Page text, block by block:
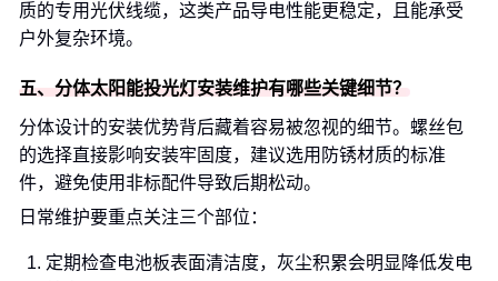
质的专用光伏线缆，这类产品导电性能更稳定，且能承受
户外复杂环境。
五、分体太阳能投光灯安装维护有哪些关键细节？
分体设计的安装优势背后藏着容易被忽视的细节。螺丝包
的选择直接影响安装牢固度，建议选用防锈材质的标准
件，避免使用非标配件导致后期松动。
日常维护要重点关注三个部位：
定期检查电池板表面清洁度，灰尘积累会明显降低发电